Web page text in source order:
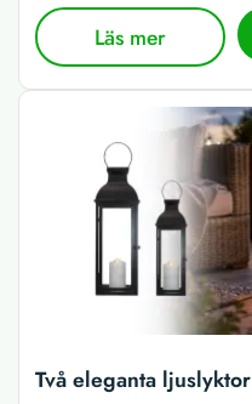
Läs mer
Två eleganta ljuslyktor